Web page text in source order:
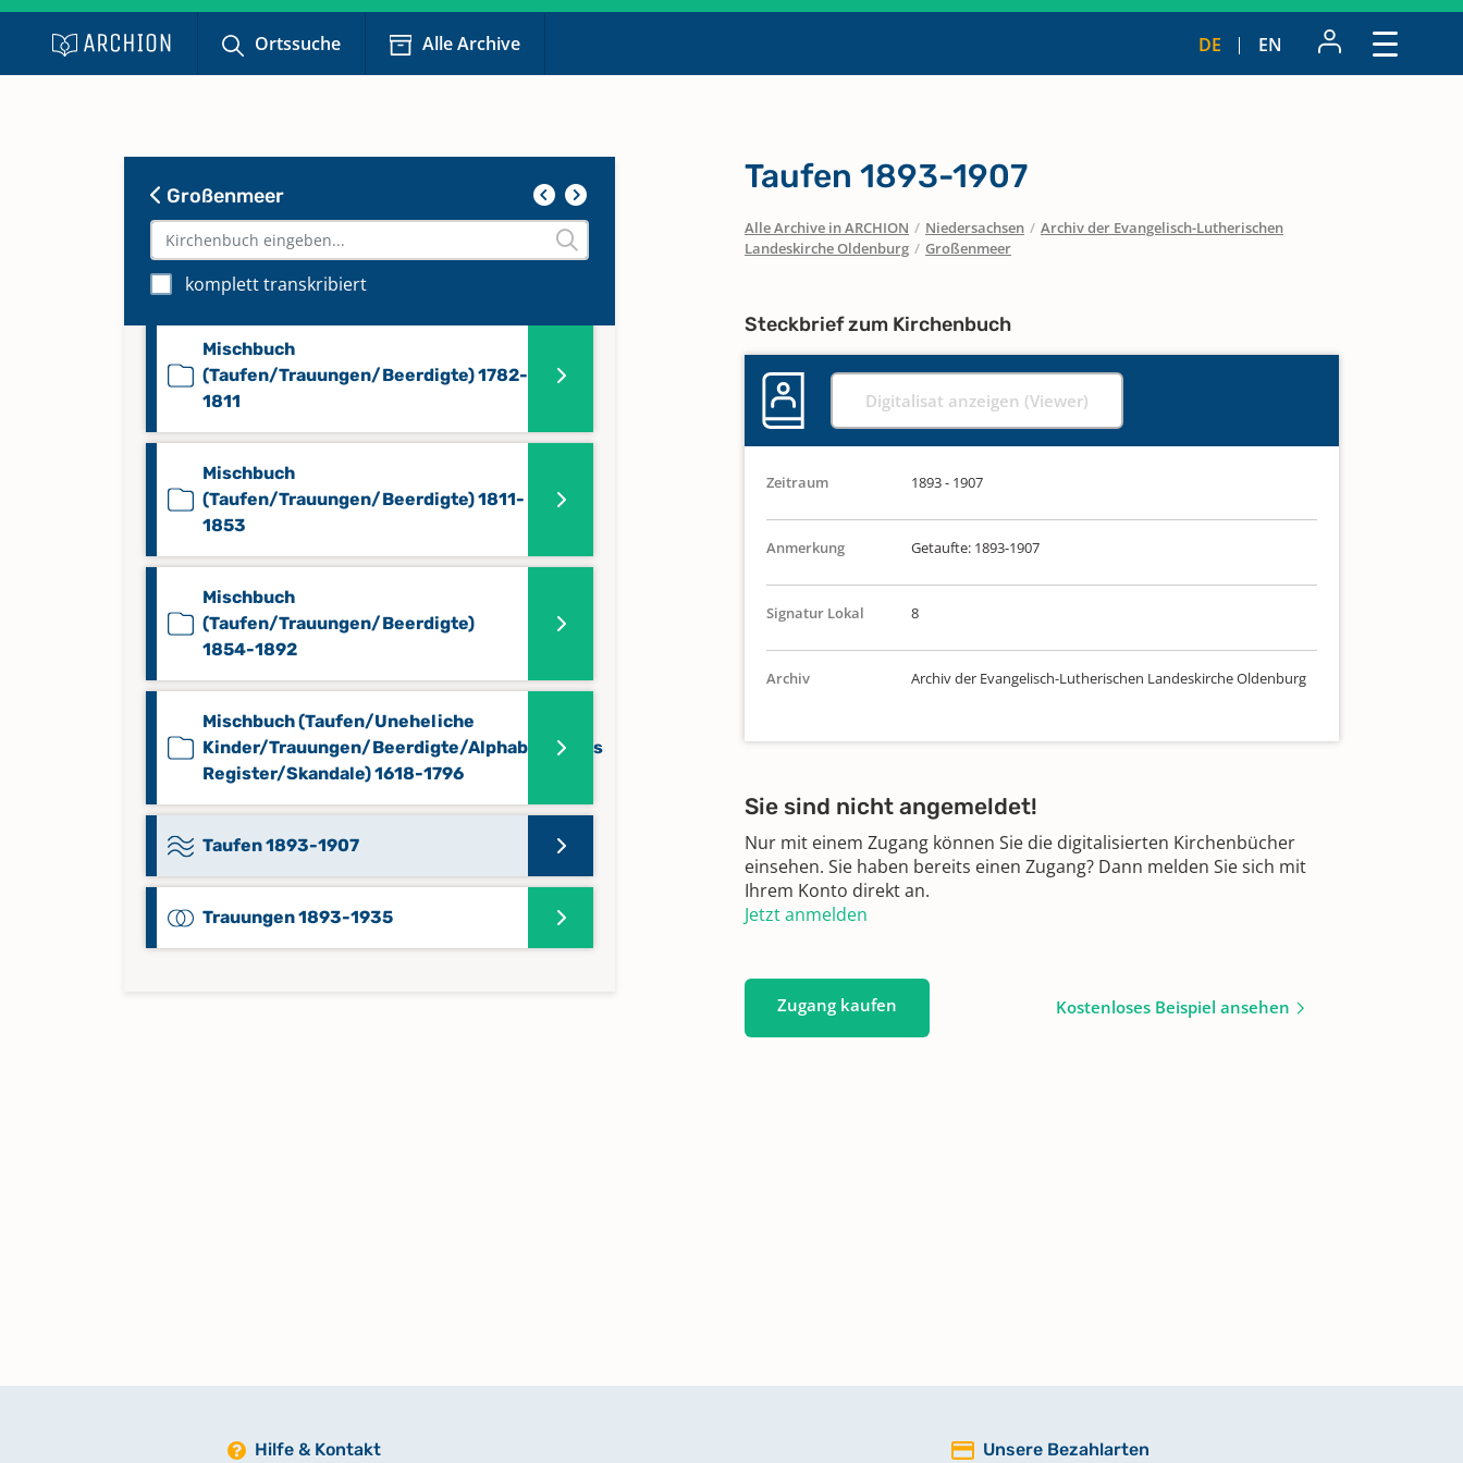
Ortssuche Alle Archive DE EN
Großenmeer
komplett transkribiert
1737-1871
Mischbuch
(Taufen/Trauungen/Beerdigte)
1668-1725
Mischbuch
(Taufen/Trauungen/Beerdigte) 1782-
1811
Mischbuch
(Taufen/Trauungen/Beerdigte) 1811-
1853
Mischbuch
(Taufen/Trauungen/Beerdigte)
1854-1892
Mischbuch (Taufen/Uneheliche
Kinder/Trauungen/Beerdigte/Alphabetisches
Register/Skandale) 1618-1796
Taufen 1893-1907
Trauungen 1893-1935
Taufen 1893-1907
Alle Archive in ARCHION / Niedersachsen / Archiv der Evangelisch-Lutherischen
Landeskirche Oldenburg / Großenmeer
Steckbrief zum Kirchenbuch
Digitalisat anzeigen (Viewer)
Zeitraum 1893 - 1907
Anmerkung Getaufte: 1893-1907
Signatur Lokal 8
Archiv Archiv der Evangelisch-Lutherischen Landeskirche Oldenburg
Sie sind nicht angemeldet!
Nur mit einem Zugang können Sie die digitalisierten Kirchenbücher
einsehen. Sie haben bereits einen Zugang? Dann melden Sie sich mit
Ihrem Konto direkt an.
Jetzt anmelden
Zugang kaufen Kostenloses Beispiel ansehen
Hilfe & Kontakt Unsere Bezahlarten